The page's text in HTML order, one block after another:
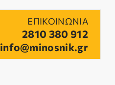
ΕΠΙΚΟΙΝΩΝΙΑ
2810 380 912
info@minosnik.gr